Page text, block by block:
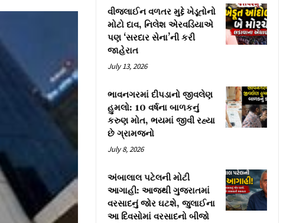
વીજલાઈન વળતર મુદ્દે ખેડૂતોનો
મોટો દાવ, નિલેશ એરવડિયાએ
પણ ‘સરદાર સેના’ની કરી
જાહેરાત
July 13, 2026
ભાવનગરમાં દીપડાનો જીવલેણ
હુમલો: 10 વર્ષના બાળકનું
કરુણ મોત, ભયમાં જીવી રહ્યા
છે ગ્રામજનો
July 8, 2026
અંબાલાલ પટેલની મોટી
આગાહી: આજથી ગુજરાતમાં
વરસાદનું જોર ઘટશે, જુલાઈના
આ દિવસોમાં વરસાદનો બીજો